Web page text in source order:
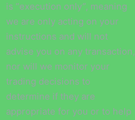
is “execution only”, meaning
we are only acting on your
instructions and will not
advise you on any transaction,
nor will we monitor your
trading decisions to
determine if they are
appropriate for you or to help